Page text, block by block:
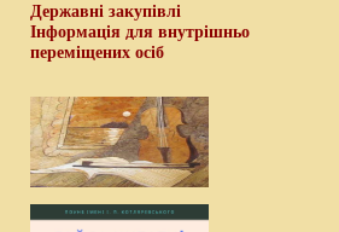
Державні закупівлі
Інформація для внутрішньо
переміщених осіб